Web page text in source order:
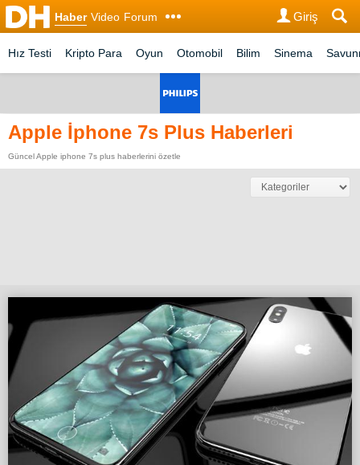
Haber Video Forum Giriş
Hız Testi Kripto Para Oyun Otomobil Bilim Sinema
Apple İphone 7s Plus Haberleri
Güncel Apple iphone 7s plus haberlerini özetle